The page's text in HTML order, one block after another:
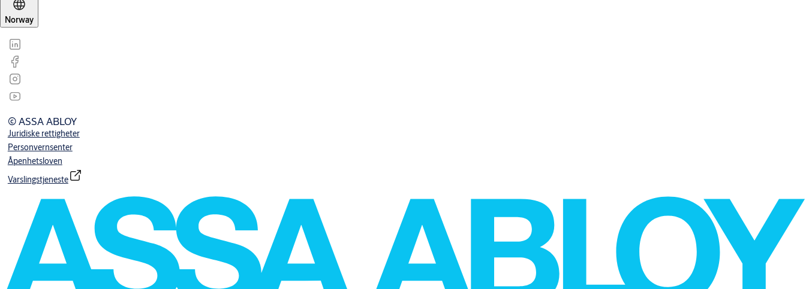
Norway
© ASSA ABLOY
Juridiske rettigheter
Personvernsenter
Åpenhetsloven
Varslingstjeneste